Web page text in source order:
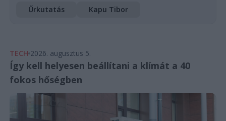
Űrkutatás
Kapu Tibor
TECH 2026. augusztus 5.
Így kell helyesen beállítani a klímát a 40
fokos hőségben